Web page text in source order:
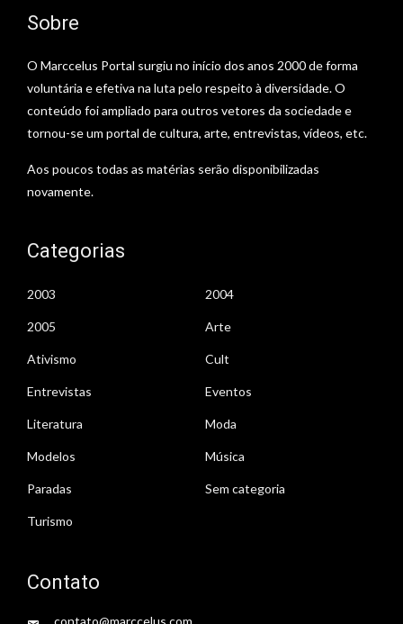
Sobre
O Marccelus Portal surgiu no início dos anos 2000 de forma
voluntária e efetiva na luta pelo respeito à diversidade. O
conteúdo foi ampliado para outros vetores da sociedade e
tornou-se um portal de cultura, arte, entrevistas, vídeos, etc.
Aos poucos todas as matérias serão disponibilizadas
novamente.
Categorias
2003 2004
2005 Arte
Ativismo Cult
Entrevistas Eventos
Literatura Moda
Modelos Música
Paradas Sem categoria
Turismo
Contato
contato@marccelus.com